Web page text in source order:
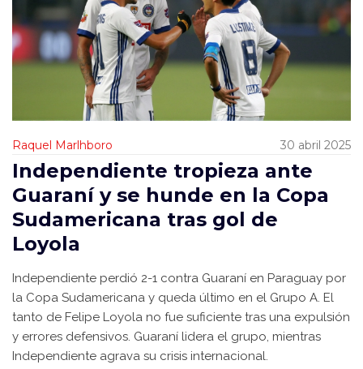
Raquel Marlhboro 30 abril 2025
Independiente tropieza ante
Guaraní y se hunde en la Copa
Sudamericana tras gol de
Loyola
Independiente perdió 2-1 contra Guaraní en Paraguay por
la Copa Sudamericana y queda último en el Grupo A. El
tanto de Felipe Loyola no fue suficiente tras una expulsión
y errores defensivos. Guaraní lidera el grupo, mientras
Independiente agrava su crisis internacional.